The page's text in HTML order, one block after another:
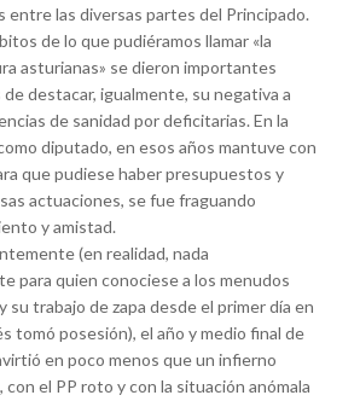
entre las diversas partes del Principado.
de lo que pudiéramos llamar «la
asturianas» se dieron importantes
destacar, igualmente, su negativa a
de sanidad por deficitarias. En la
diputado, en esos años mantuve con
que pudiese haber presupuestos y
actuaciones, se fue fraguando
y amistad.
(en realidad, nada
para quien conociese a los menudos
su trabajo de zapa desde el primer día en
tomó posesión), el año y medio final de
en poco menos que un infierno
el PP roto y con la situación anómala